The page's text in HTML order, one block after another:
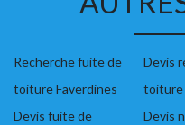
Recherche fuite de
toiture Faverdines
Devis fuite de
Devis
toiture
Devis